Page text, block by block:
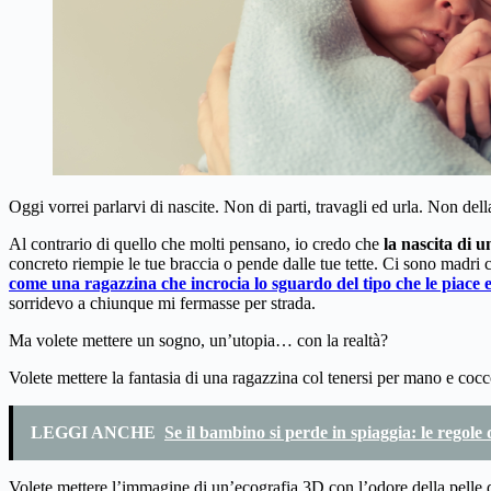
Oggi vorrei parlarvi di nascite. Non di parti, travagli ed urla. Non
Al contrario di quello che molti pensano, io credo che la nascita di
concreto riempie le tue braccia o pende dalle tue tette. Ci sono
come una ragazzina che incrocia lo sguardo del tipo che le
sorridevo a chiunque mi fermasse per strada.
Ma volete mettere un sogno, un’utopia… con la realtà?
Volete mettere la fantasia di una ragazzina col tenersi per mano e
LEGGI ANCHE Se il bambino si perde in spiaggia: le
Volete mettere l’immagine di un’ecografia 3D con l’odore della